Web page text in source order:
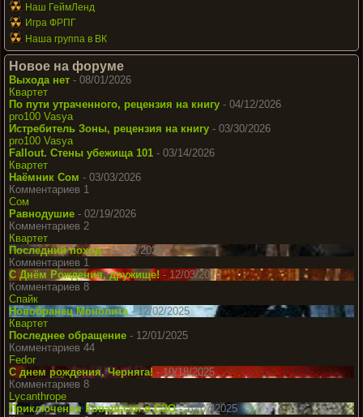
Наш ГеймЛенд
Игра ФРПГ
Наша группа в ВК
Новое на форуме
Выхода нет - 08/01/2026
Квартет
По пути утраченного, рецензия на книгу - 04/12/2026
pro100 Vasya
Истребитель Зоны, рецензия на книгу - 03/30/2026
pro100 Vasya
Fallout. Стены убежища 101 - 03/14/2026
Квартет
Наёмник Сом - 03/03/2026
Комментариев 1
Сом
Равнодушие - 02/19/2026
Комментариев 2
Квартет
Последний поход- 12/08/2025
Комментариев 1
С Днём Рождения, дружище! - 12/03/2025
Комментариев 8
Спайк
Новобранец Монолита - 12/02/2025
Квартет
Последнее обращение - 12/01/2025
Комментариев 44
Fedor
С днем рождения, Черняга!- 10/18/2025
Комментариев 8
Lycanthrope
Приключения Ковальски в СЗО- 10/07/2025